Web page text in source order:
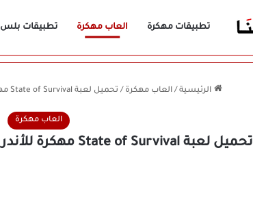
تطبيقات مهكرة العاب مهكرة تطبيقات بلس
الرئيسية / العاب مهكرة / ‏تحميل لعبة State of Survival مهكرة للأندرويد APK أخر إصدار 2026 مجانًا
العاب مهكرة
‏تحميل لعبة State of Survival مهكرة للأندرويد APK أخر إصدار 2026 مجانًا